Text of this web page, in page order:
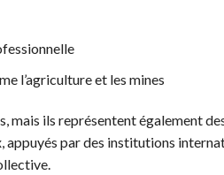
l’agriculture et les mines
ils représentent également
par des institutions